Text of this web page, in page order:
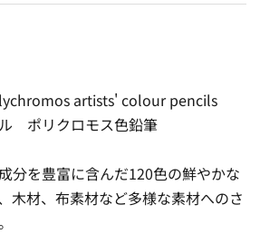
artists' colour pencils
ポリクロモス色鉛筆
分を豊富に含んだ120色の鮮やかな
木材、布素材など多様な素材へのさ